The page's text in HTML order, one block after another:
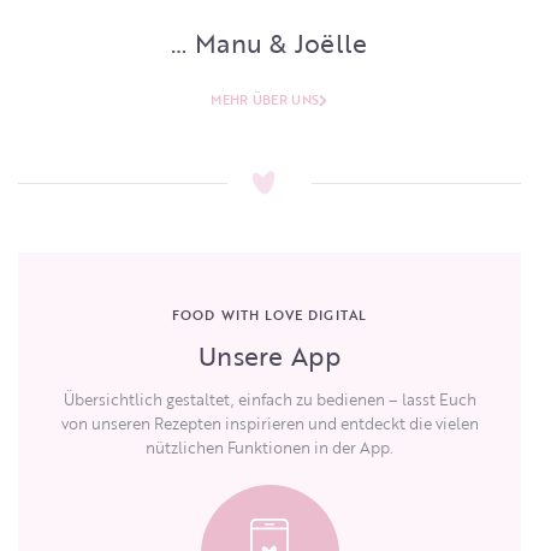
… Manu & Joëlle
MEHR ÜBER UNS
FOOD WITH LOVE DIGITAL
Unsere App
Übersichtlich gestaltet, einfach zu bedienen – lasst Euch
von unseren Rezepten inspirieren und entdeckt die vielen
nützlichen Funktionen in der App.